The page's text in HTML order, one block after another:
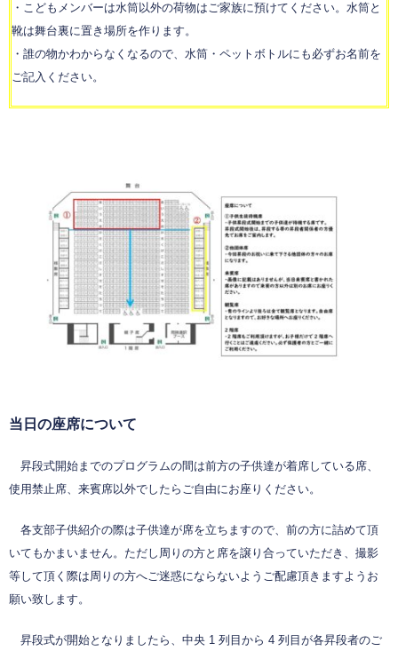
・こどもメンバーは水筒以外の荷物はご家族に預けてください。水筒と
靴は舞台裏に置き場所を作ります。
・誰の物かわからなくなるので、水筒・ペットボトルにも必ずお名前を
ご記入ください。
当日の座席について
昇段式開始までのプログラムの間は前方の子供達が着席している席、
使用禁止席、来賓席以外でしたらご自由にお座りください。
各支部子供紹介の際は子供達が席を立ちますので、前の方に詰めて頂
いてもかまいません。ただし周りの方と席を譲り合っていただき、撮影
等して頂く際は周りの方へご迷惑にならないようご配慮頂きますようお
願い致します。
昇段式が開始となりましたら、中央 1 列目から 4 列目が各昇段者のご